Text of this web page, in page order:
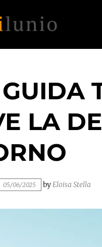
dopo la diagnosi di
LA
05/06/2025 by Eloisa Stella